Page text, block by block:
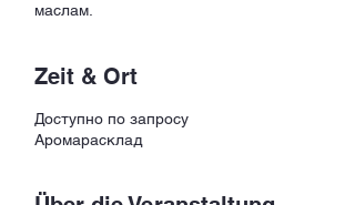
маслам.
Zeit & Ort
Доступно по запросу
Аромарасклад